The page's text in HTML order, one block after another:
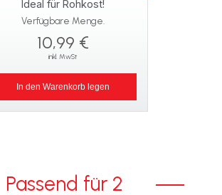
Ideal für Rohkost!
Verfügbare Menge.
10,99 €
inkl. MwSt
In den Warenkorb legen
Passend für 2